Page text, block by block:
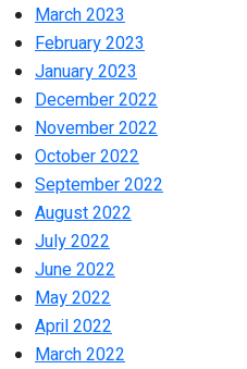
March 2023
February 2023
January 2023
December 2022
November 2022
October 2022
September 2022
August 2022
July 2022
June 2022
May 2022
April 2022
March 2022